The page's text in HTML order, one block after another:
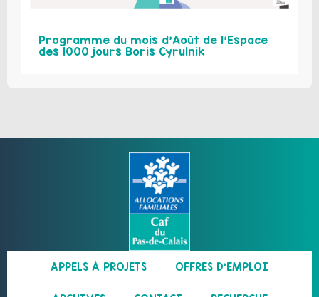
Programme du mois d’Août de l’Espace
des 1000 jours Boris Cyrulnik
APPELS À PROJETS OFFRES D’EMPLOI